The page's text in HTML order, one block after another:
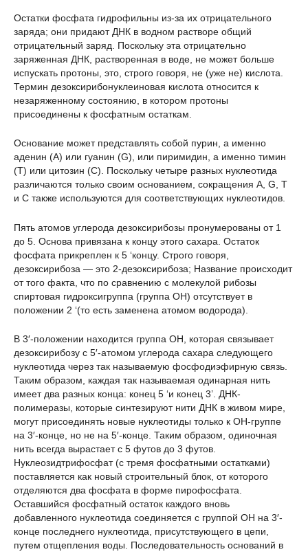
Остатки фосфата гидрофильны из-за их отрицательного
заряда; они придают ДНК в водном растворе общий
отрицательный заряд. Поскольку эта отрицательно
заряженная ДНК, растворенная в воде, не может больше
испускать протоны, это, строго говоря, не (уже не) кислота.
Термин дезоксирибонуклеиновая кислота относится к
незаряженному состоянию, в котором протоны
присоединены к фосфатным остаткам.
Основание может представлять собой пурин, а именно
аденин (A) или гуанин (G), или пиримидин, а именно тимин
(T) или цитозин (C). Поскольку четыре разных нуклеотида
различаются только своим основанием, сокращения A, G, T
и C также используются для соответствующих нуклеотидов.
Пять атомов углерода дезоксирибозы пронумерованы от 1
до 5. Основа привязана к концу этого сахара. Остаток
фосфата прикреплен к 5 ‘концу. Строго говоря,
дезоксирибоза — это 2-дезоксирибоза; Название происходит
от того факта, что по сравнению с молекулой рибозы
спиртовая гидроксигруппа (группа ОН) отсутствует в
положении 2 ‘(то есть заменена атомом водорода).
В 3′-положении находится группа ОН, которая связывает
дезоксирибозу с 5′-атомом углерода сахара следующего
нуклеотида через так называемую фосфодиэфирную связь.
Таким образом, каждая так называемая одинарная нить
имеет два разных конца: конец 5 ‘и конец 3’. ДНК-
полимеразы, которые синтезируют нити ДНК в живом мире,
могут присоединять новые нуклеотиды только к ОН-группе
на 3′-конце, но не на 5′-конце. Таким образом, одиночная
нить всегда вырастает с 5 футов до 3 футов.
Нуклеозидтрифосфат (с тремя фосфатными остатками)
поставляется как новый строительный блок, от которого
отделяются два фосфата в форме пирофосфата.
Оставшийся фосфатный остаток каждого вновь
добавленного нуклеотида соединяется с группой ОН на 3′-
конце последнего нуклеотида, присутствующего в цепи,
путем отщепления воды. Последовательность оснований в